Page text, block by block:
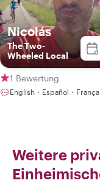
Nicolás
The Two-
Wheeled Local
1 Bewertung
English・Español・
Weitere